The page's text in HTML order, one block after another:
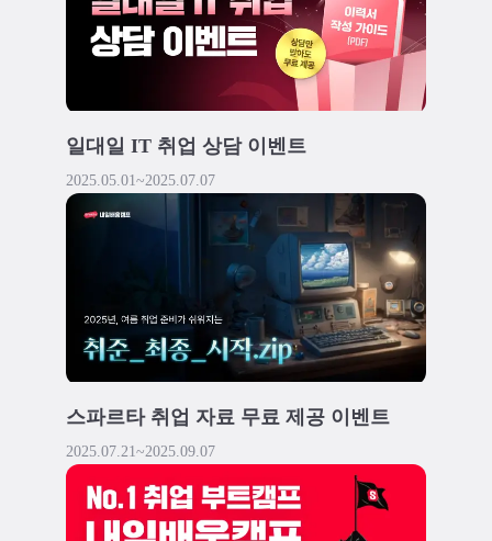
일대일 IT 취업 상담 이벤트
2025.05.01~2025.07.07
스파르타 취업 자료 무료 제공 이벤트
2025.07.21~2025.09.07